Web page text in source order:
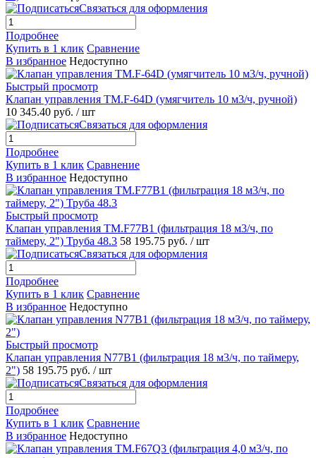
Связаться для оформления
Подробнее
Купить в 1 клик Сравнение
В избранное Недоступно
Быстрый просмотр
Клапан управления TM.F-64D (умягчитель 10 м3/ч, ручной)
10 345.40 руб. / шт
Связаться для оформления
Подробнее
Купить в 1 клик Сравнение
В избранное Недоступно
Быстрый просмотр
Клапан управления TM.F77В1 (фильтрация 18 м3/ч, по
таймеру, 2") Труба 48.3 58 195.75 руб. / шт
Связаться для оформления
Подробнее
Купить в 1 клик Сравнение
В избранное Недоступно
Быстрый просмотр
Клапан управления N77В1 (фильтрация 18 м3/ч, по таймеру,
2") 58 195.75 руб. / шт
Связаться для оформления
Подробнее
Купить в 1 клик Сравнение
В избранное Недоступно